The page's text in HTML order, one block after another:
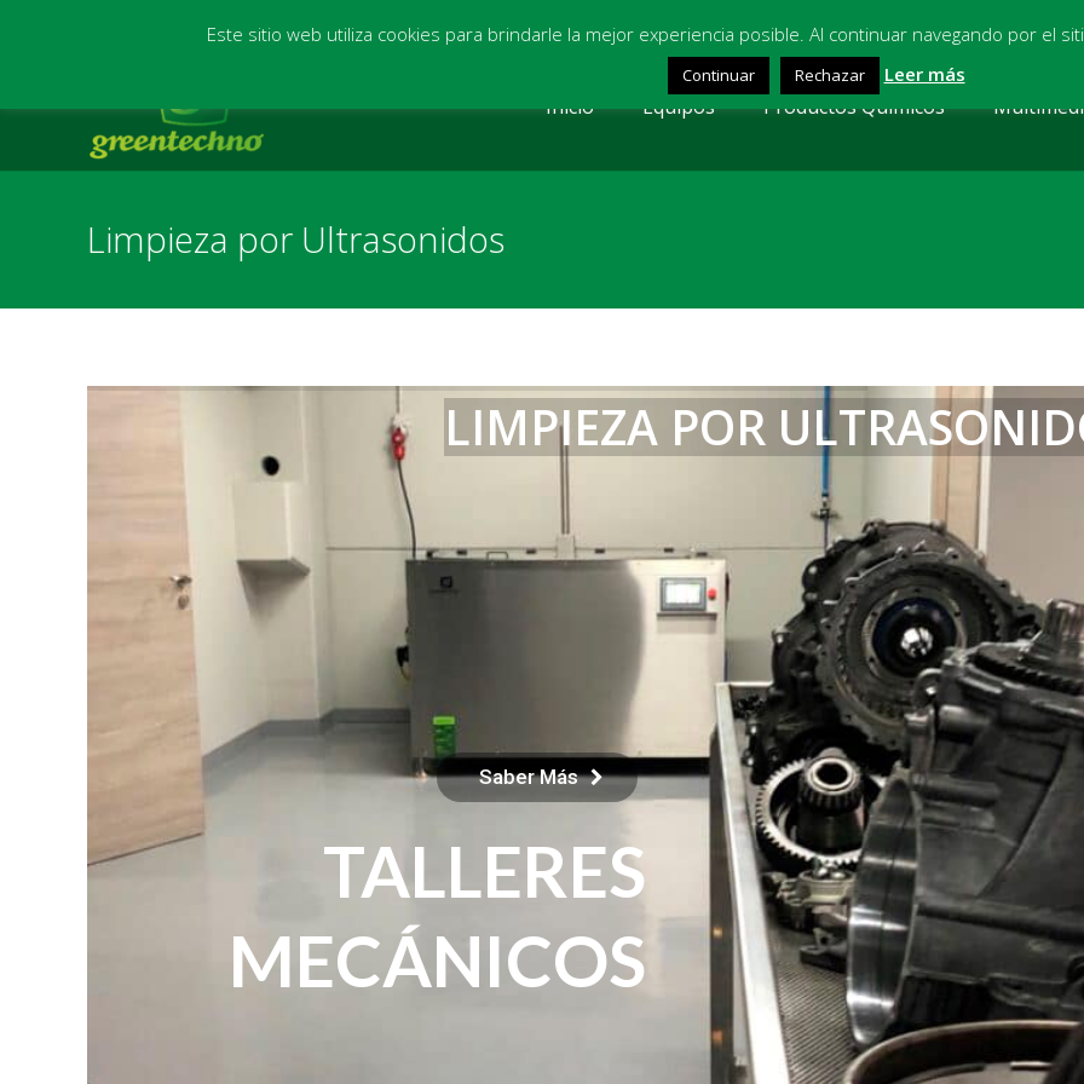
Inicio Equipos Productos Químicos
Limpieza por Ultrasonidos
Saber más
EN TU CADENA
Este sitio web utiliza cookies para brindarle la mejor experiencia posible. Al continuar navegando por el
Continuar Rechazar Leer más